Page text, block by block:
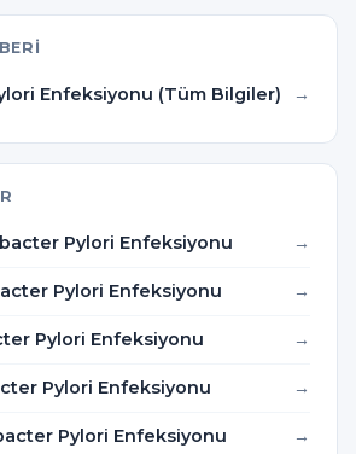
Enfeksiyonu (Tüm Bilgiler)
Pylori Enfeksiyonu
Pylori Enfeksiyonu
Pylori Enfeksiyonu
Pylori Enfeksiyonu
Pylori Enfeksiyonu